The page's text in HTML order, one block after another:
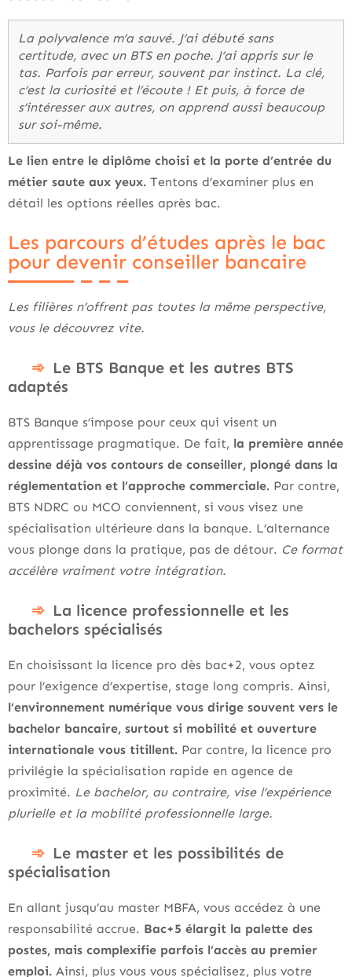
La polyvalence m’a sauvé. J’ai débuté sans
certitude, avec un BTS en poche. J’ai appris sur le
tas. Parfois par erreur, souvent par instinct. La clé,
c’est la curiosité et l’écoute ! Et puis, à force de
s’intéresser aux autres, on apprend aussi beaucoup
sur soi-même.
Le lien entre le diplôme choisi et la porte d’entrée du
métier saute aux yeux. Tentons d’examiner plus en
détail les options réelles après bac.
Les parcours d’études après le bac
pour devenir conseiller bancaire
Les filières n’offrent pas toutes la même perspective,
vous le découvrez vite.
Le BTS Banque et les autres BTS
adaptés
BTS Banque s’impose pour ceux qui visent un
apprentissage pragmatique. De fait, la première année
dessine déjà vos contours de conseiller, plongé dans la
réglementation et l’approche commerciale. Par contre,
BTS NDRC ou MCO conviennent, si vous visez une
spécialisation ultérieure dans la banque. L’alternance
vous plonge dans la pratique, pas de détour. Ce format
accélère vraiment votre intégration.
La licence professionnelle et les
bachelors spécialisés
En choisissant la licence pro dès bac+2, vous optez
pour l’exigence d’expertise, stage long compris. Ainsi,
l’environnement numérique vous dirige souvent vers le
bachelor bancaire, surtout si mobilité et ouverture
internationale vous titillent. Par contre, la licence pro
privilégie la spécialisation rapide en agence de
proximité. Le bachelor, au contraire, vise l’expérience
plurielle et la mobilité professionnelle large.
Le master et les possibilités de
spécialisation
En allant jusqu’au master MBFA, vous accédez à une
responsabilité accrue. Bac+5 élargit la palette des
postes, mais complexifie parfois l’accès au premier
emploi. Ainsi, plus vous vous spécialisez, plus votre